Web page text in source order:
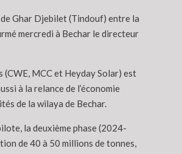
Ghar Djebilet (Tindouf) entre la
mercredi à Bechar le directeur
MCC et Heyday Solar) est
à la relance de l’économie
de la wilaya de Bechar.
la deuxième phase (2024-
de 40 à 50 millions de tonnes,